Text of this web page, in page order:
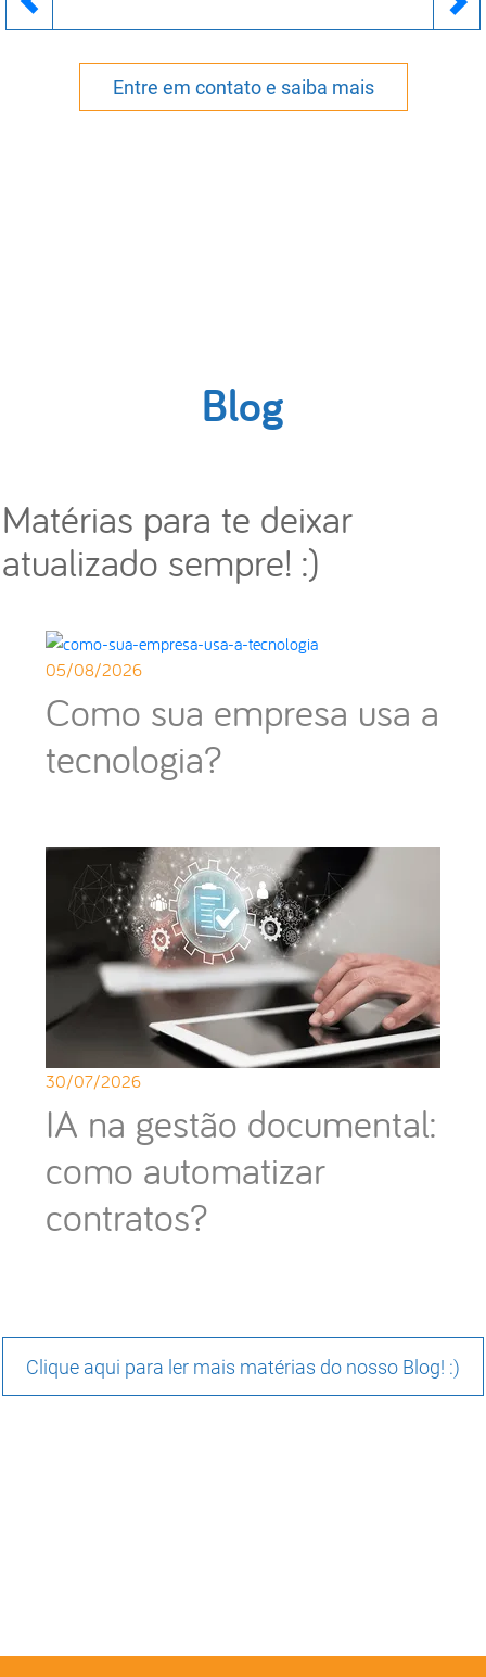
Previous
Blog
Matérias para te deixar
atualizado sempre! :)
05/08/2026
Como sua empresa usa a
tecnologia?
30/07/2026
IA na gestão documental:
como automatizar
contratos?
Clique aqui para ler mais matérias do nosso Blog! :)